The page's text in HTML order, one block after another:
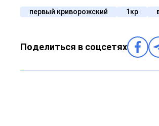
первый криворожский 1кр
Поделиться в соцсетях